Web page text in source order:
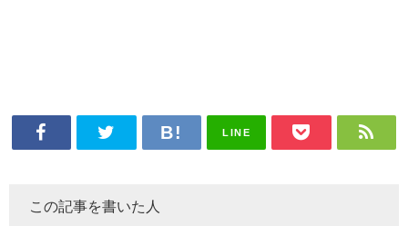
LINE
この記事を書いた人